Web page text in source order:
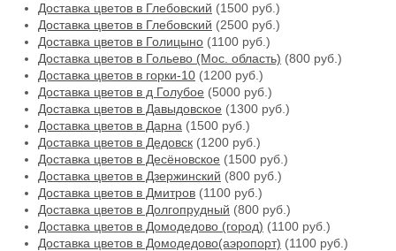
Доставка цветов в Глебовский (1500 руб.)
Доставка цветов в Глебовский (2500 руб.)
Доставка цветов в Голицыно (1100 руб.)
Доставка цветов в Гольево (Мос. область) (800 руб.)
Доставка цветов в горки-10 (1200 руб.)
Доставка цветов в д Голубое (5000 руб.)
Доставка цветов в Давыдовское (1300 руб.)
Доставка цветов в Дарна (1500 руб.)
Доставка цветов в Дедовск (1200 руб.)
Доставка цветов в Десёновское (1500 руб.)
Доставка цветов в Дзержинский (800 руб.)
Доставка цветов в Дмитров (1100 руб.)
Доставка цветов в Долгопрудный (800 руб.)
Доставка цветов в Домодедово (город) (1100 руб.)
Доставка цветов в Домодедово(аэропорт) (1100 руб.)